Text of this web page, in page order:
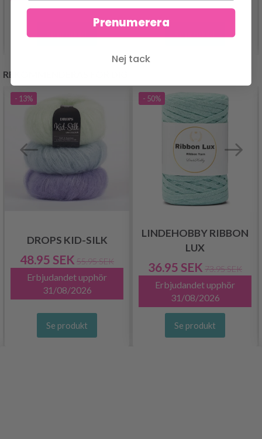
REKOMMENDERAS FÖR DIG
- 13%
DROPS KID-SILK
48.95 SEK 55.95 SEK
Erbjudandet upphör
31/08/2026
Se produkt
- 50%
LINDEHOBBY RIBBON
LUX
36.95 SEK 73.95 SEK
Erbjudandet upphör
31/08/2026
Se produkt
Prenumerera
Nej tack